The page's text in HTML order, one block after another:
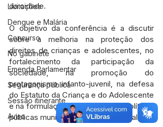
Licitações
Dengue e Malária
Concurso
No gabinete
Emenda Parlamentar
Segurança pública
Sessão itinerante
Aviso
da cidade.
O objetivo da conferência é a discutir
sobre a melhoria na proteção dos
direitos de crianças e adolescentes, no
fortalecimento da participação da
sociedade, na promoção do
protagonismo infanto-juvenil, na defesa
do Estatuto da Criança e do Adolescente
e na formulação e avaliação das políticas
públicas municipais para o público-alvo.